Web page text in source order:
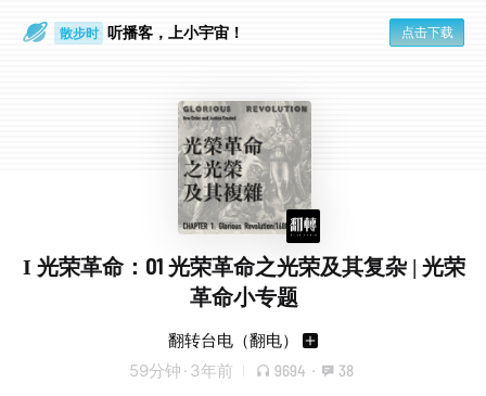
通勤路上 听播客，上小宇宙！ 点击下载
I 光荣革命：01 光荣革命之光荣及其复杂 | 光荣
革命小专题
翻转台电（翻电）
59分钟 · 3年前 9694 · 38